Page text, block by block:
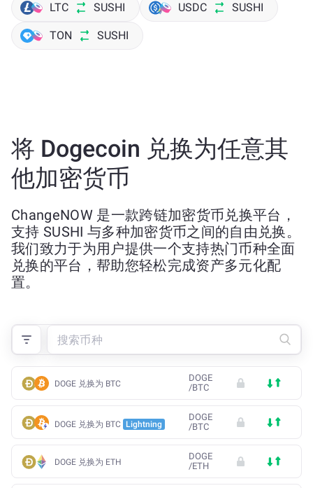
LTC SUSHI USDC SUSHI
TON SUSHI
将 Dogecoin 兑换为任意其
他加密货币
ChangeNOW 是一款跨链加密货币兑换平台，
支持 SUSHI 与多种加密货币之间的自由兑换。
我们致力于为用户提供一个支持热门币种全面
兑换的平台，帮助您轻松完成资产多元化配
置。
DOGE 兑换为 BTC
DOGE
/BTC
DOGE 兑换为 BTC Lightning
DOGE
/BTC
DOGE 兑换为 ETH
DOGE
/ETH